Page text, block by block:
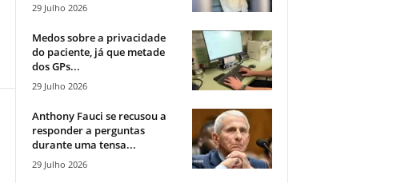
29 Julho 2026
Medos sobre a privacidade
do paciente, já que metade
dos GPs...
29 Julho 2026
Anthony Fauci se recusou a
responder a perguntas
durante uma tensa...
29 Julho 2026